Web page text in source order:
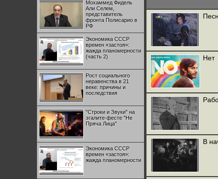
Мохаммед Фидель
Али Селем,
представитель
фронта Полисарио в
РФ
Экономика СССР
времен «застоя»:
жажда планомерности
(часть 2)
Рост социального
неравенства в 21
веке: причины и
последствия
"Строки и Звуки" на
эгалите-фесте "Не
Пряча Лица"
Экономика СССР
времен «застоя»:
жажда планомерности
Нет
В